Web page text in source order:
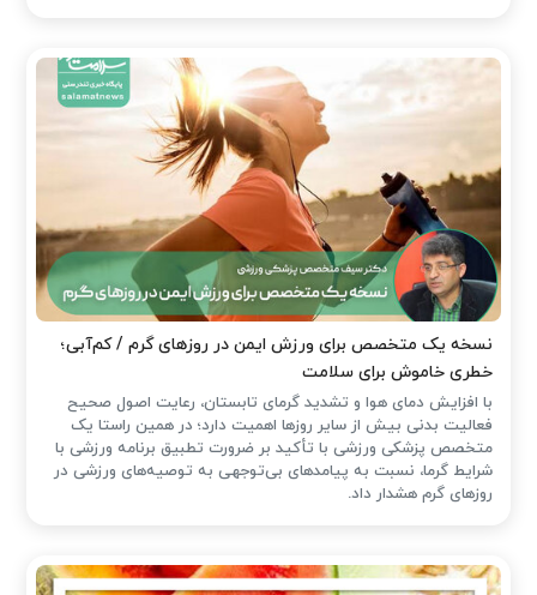
نسخه یک متخصص برای ورزش ایمن در روزهای گرم / کم‌آبی؛
خطری خاموش برای سلامت
با افزایش دمای هوا و تشدید گرمای تابستان، رعایت اصول صحیح
فعالیت بدنی بیش از سایر روزها اهمیت دارد؛ در همین راستا یک
متخصص پزشکی ورزشی با تأکید بر ضرورت تطبیق برنامه ورزشی با
شرایط گرما، نسبت به پیامدهای بی‌توجهی به توصیه‌های ورزشی در
روزهای گرم هشدار داد.